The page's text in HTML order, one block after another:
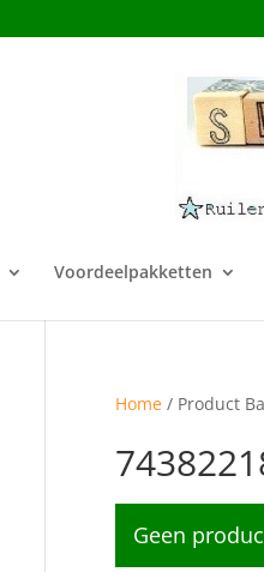
Voordeelpakketten
Home/ Product
Geen